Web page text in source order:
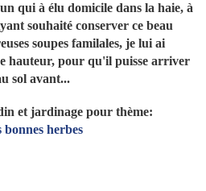
qui à élu domicile dans la haie, à
souhaité conserver ce beau
soupes familales, je lui ai
hauteur, pour qu'il puisse arriver
sol avant...
et jardinage pour thème:
bonnes herbes